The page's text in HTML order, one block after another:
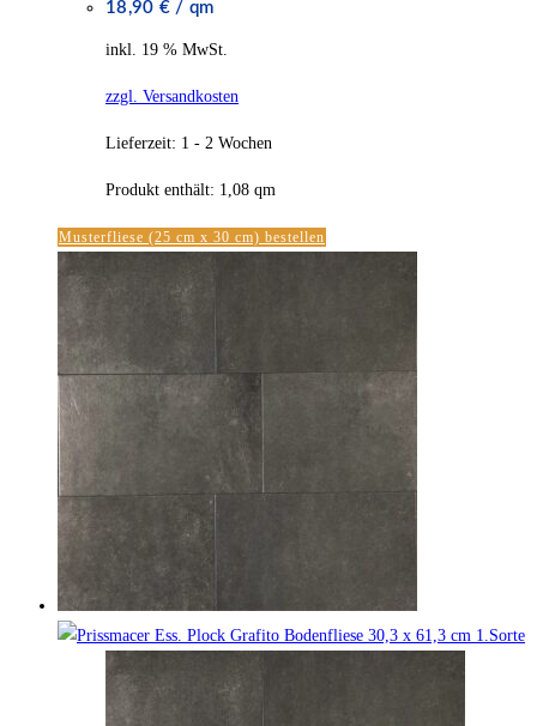
18,90 € /qm
inkl. 19 % MwSt.
zzgl. Versandkosten
Lieferzeit: 1 - 2 Wochen
Produkt enthält: 1,08 qm
Musterfliese (25 cm x 30 cm) bestellen